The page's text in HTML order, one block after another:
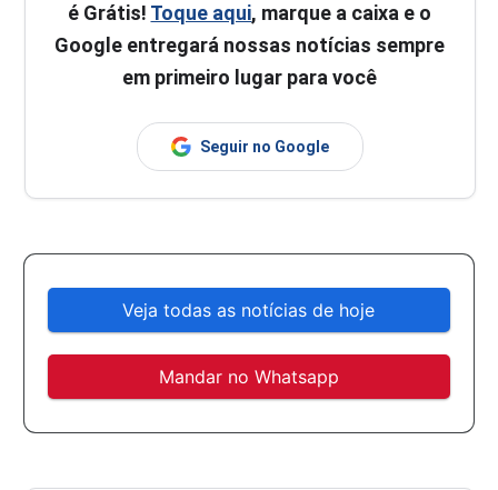
é Grátis! Toque aqui, marque a caixa e o
Google entregará nossas notícias sempre
em primeiro lugar para você
Seguir no Google
Veja todas as notícias de hoje
Mandar no Whatsapp